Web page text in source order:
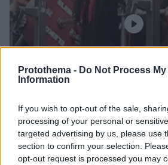
Protothema - Do Not Process My
Information
If you wish to opt-out of the sale,
processing of your personal or
targeted advertising by us, please use
section to confirm your selection.
opt-out request is processed you may
07.08.2026, 06:51